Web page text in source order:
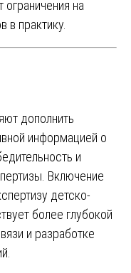
ограничения на
в практику.
дополнить
информацией о
и
Включение
детско-
более глубокой
и разработке